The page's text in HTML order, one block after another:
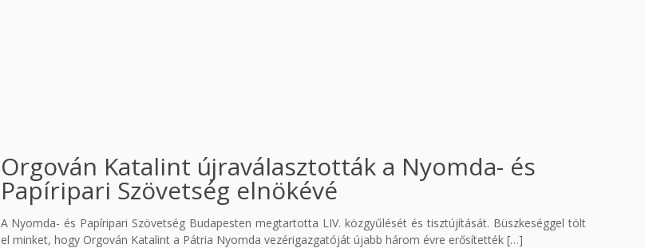
Orgován Katalint újraválasztották a Nyomda- és
Papíripari Szövetség elnökévé
A Nyomda- és Papíripari Szövetség Budapesten megtartotta LIV. közgyűlését és tisztújítását. Büszkeséggel tölt
el minket, hogy Orgován Katalint a Pátria Nyomda vezérigazgatóját újabb három évre erősítették[…]